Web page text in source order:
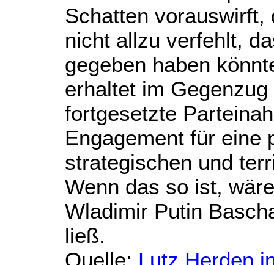
Schatten vorauswirft,
nicht allzu verfehlt,
gegeben haben
erhaltet im
fortgesetzte
Engagement für eine
strategischen und
Wenn das so ist,
Wladimir Putin
ließ.
Quelle: Lutz Herden